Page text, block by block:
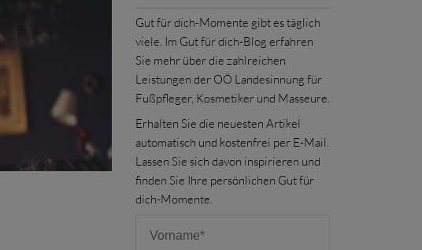
Gut für dich-Momente gibt es täglich
viele. Im Gut für dich-Blog erfahren
Sie mehr über die zahlreichen
Leistungen der OÖ Landesinnung für
Fußpfleger, Kosmetiker und Masseure.
Erhalten Sie die neuesten Artikel
automatisch und kostenfrei per E-Mail.
Lassen Sie sich davon inspirieren und
finden Sie Ihre persönlichen Gut für
dich-Momente.